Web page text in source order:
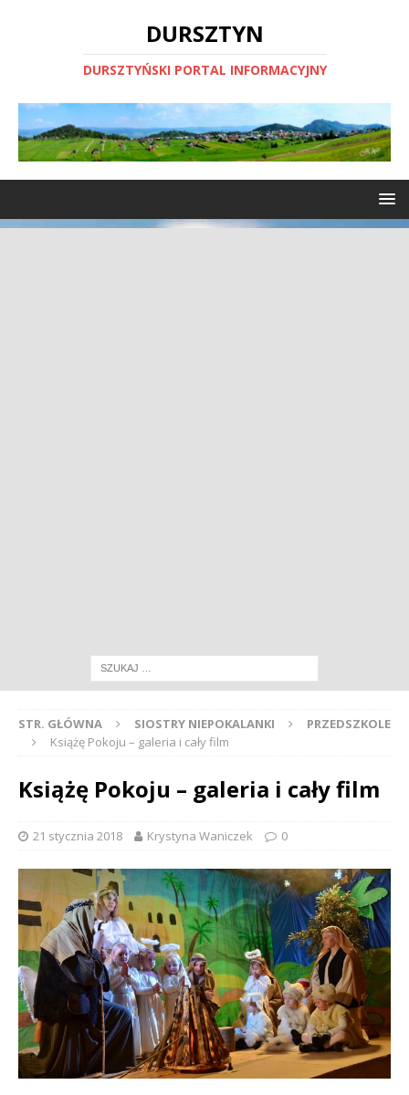
DURSZTYN
DURSZTYŃSKI PORTAL INFORMACYJNY
STR. GŁÓWNA SIOSTRY NIEPOKALANKI
PRZEDSZKOLE
Książę Pokoju – galeria i cały film
Książę Pokoju – galeria i cały film
21 stycznia 2018 Krystyna Waniczek 0